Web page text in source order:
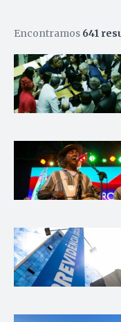
Encontramos 641